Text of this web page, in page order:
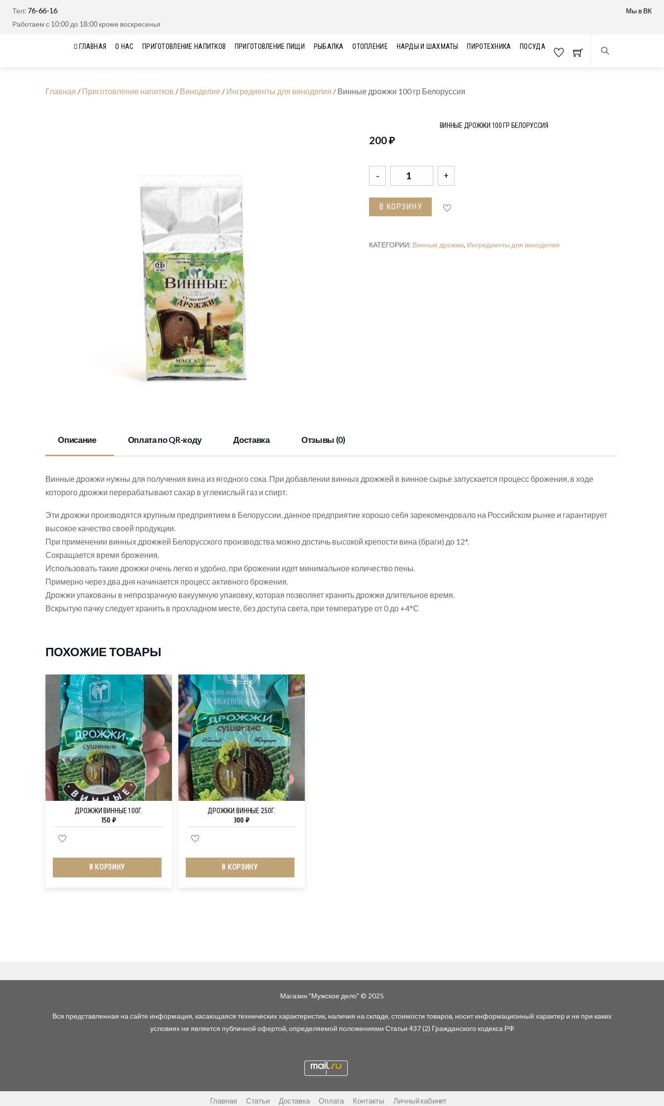
Тел: 76-66-16
Работаем с 10:00 до 18:00 кроме воскресенья
Мы в ВК
ГЛАВНАЯ О НАС ПРИГОТОВЛЕНИЕ НАПИТКОВ ПРИГОТОВЛЕНИЕ ПИЩИ РЫБАЛКА ОТОПЛЕНИЕ НАРДЫ И ШАХМАТЫ ПИРОТЕХНИКА ПОСУДА
Главная / Приготовление напитков / Виноделие / Ингредиенты для виноделия / Винные дрожжи 100 гр Белоруссия
ВИННЫЕ ДРОЖЖИ 100 ГР БЕЛОРУССИЯ
200₽
Количество
товара
Винные
дрожжи
В КОРЗИНУ
КАТЕГОРИИ: Винные дрожжи, Ингредиенты для виноделия
Описание Оплата по QR-коду Доставка Отзывы (0)
Винные дрожжи нужны для получения вина из ягодного сока. При добавлении винных дрожжей в винное сырье запускается процесс брожения, в ходе
которого дрожжи перерабатывают сахар в углекислый газ и спирт.
Эти дрожжи производятся крупным предприятием в Белоруссии, данное предприятие хорошо себя зарекомендовало на Российском рынке и гарантирует
высокое качество своей продукции.
При применении винных дрожжей Белорусского производства можно достичь высокой крепости вина (браги) до 12*.
Сокращается время брожения.
Использовать такие дрожжи очень легко и удобно, при брожении идет минимальное количество пены.
Примерно через два дня начинается процесс активного брожения.
Дрожжи упакованы в непрозрачную вакуумную упаковку, которая позволяет хранить дрожжи длительное время.
Вскрытую пачку следует хранить в прохладном месте, без доступа света, при температуре от 0 до +4°С
ПОХОЖИЕ ТОВАРЫ
ДРОЖЖИ ВИННЫЕ 100Г.
150 ₽
В КОРЗИНУ
ДРОЖЖИ ВИННЫЕ 250Г.
300 ₽
В КОРЗИНУ
Магазин "Мужское дело" © 2025
Вся представленная на сайте информация, касающаяся технических характеристик, наличия на складе, стоимости товаров, носит информационный характер и ни при каких
условиях не является публичной офертой, определяемой положениями Статьи 437 (2) Гражданского кодекса РФ
Главная Статьи Доставка Оплата Контакты Личный кабинет